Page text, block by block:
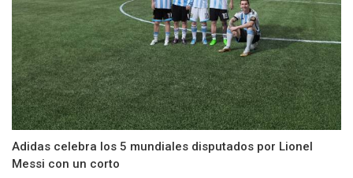
Adidas celebra los 5 mundiales disputados por Lionel
Messi con un corto